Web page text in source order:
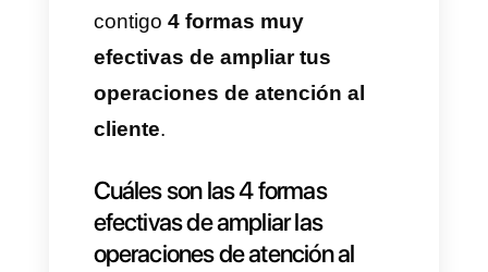
resultados clave de la empresa.
Esto, ayuda a aumentar y
asegurar de alguna manera los
ingresos y estabilidad de la
empresa a largo plazo.